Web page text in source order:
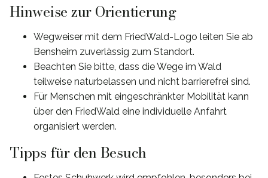
Hinweise zur Orientierung
Wegweiser mit dem FriedWald-Logo leiten Sie ab
Bensheim zuverlässig zum Standort.
Beachten Sie bitte, dass die Wege im Wald
teilweise naturbelassen und nicht barrierefrei sind.
Für Menschen mit eingeschränkter Mobilität kann
über den FriedWald eine individuelle Anfahrt
organisiert werden.
Tipps für den Besuch